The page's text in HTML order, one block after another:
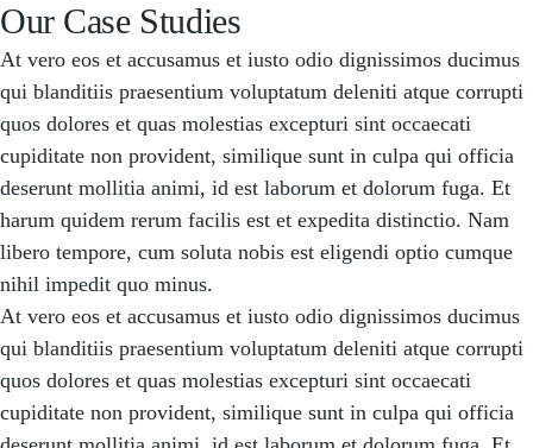
Our Case Studies
At vero eos et accusamus et iusto odio dignissimos ducimus
qui blanditiis praesentium voluptatum deleniti atque corrupti
quos dolores et quas molestias excepturi sint occaecati
cupiditate non provident, similique sunt in culpa qui officia
deserunt mollitia animi, id est laborum et dolorum fuga. Et
harum quidem rerum facilis est et expedita distinctio. Nam
libero tempore, cum soluta nobis est eligendi optio cumque
nihil impedit quo minus.
At vero eos et accusamus et iusto odio dignissimos ducimus
qui blanditiis praesentium voluptatum deleniti atque corrupti
quos dolores et quas molestias excepturi sint occaecati
cupiditate non provident, similique sunt in culpa qui officia